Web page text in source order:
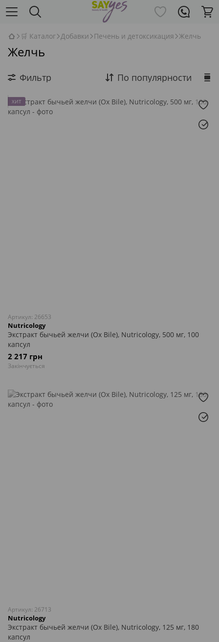
🛒 Каталог Добавки Печень и детоксикация Желчь
Желчь
Фильтр По популярности
ХИТ
Артикул: 26653
Nutricology
Экстракт бычьей желчи (Ox Bile), Nutricology, 500 мг, 100
капсул
2 217 грн
Закінчується
Артикул: 26713
Nutricology
Экстракт бычьей желчи (Ox Bile), Nutricology, 125 мг, 180
капсул